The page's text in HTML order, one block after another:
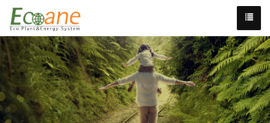
We have created a awesome theme
Far far away,behind the word mountains, far from the countries